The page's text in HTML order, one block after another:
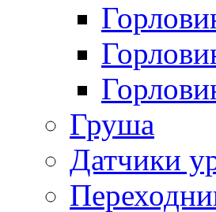
Груша
Датчики